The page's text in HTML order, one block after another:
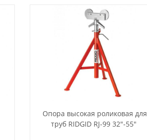
Опора высокая роликовая для
труб RIDGID RJ-99 32"-55"